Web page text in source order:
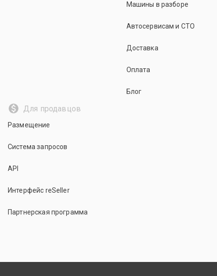
Машины в разборе
Автосервисам и СТО
Доставка
Оплата
Блог
Для продавцов
Размещение
Система запросов
API
Интерфейс reSeller
Партнерская программа